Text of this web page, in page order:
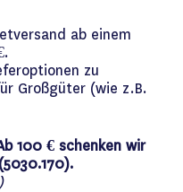
ab einem
zu
Großgüter (wie z.B.
100 € schenken wir